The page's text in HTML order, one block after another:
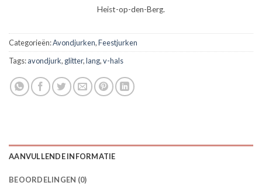
Heist-op-den-Berg.
Categorieën:Avondjurken,Feestjurken
Tags:avondjurk, glitter,lang,v-hals
AANVULLENDE INFORMATIE
BEOORDELINGEN (0)